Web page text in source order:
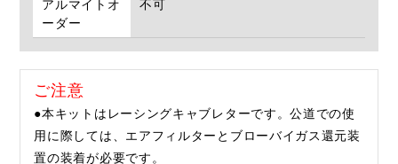
アルマイトオ
ーダー
不可
ご注意
●本キットはレーシングキャブレターです。公道での使
用に際しては、エアフィルターとブローバイガス還元装
置の装着が必要です。